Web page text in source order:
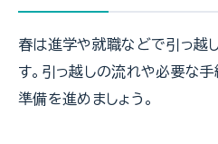
春は進学や就職などで引っ越
す。引っ越しの流れや必要な
準備を進めましょう。